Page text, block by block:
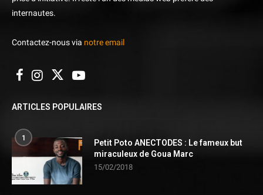
internautes.
Contactez-nous via notre email
ARTICLES POPULAIRES
1
Petit Poto ANECTODES : Le fameux but
miraculeux de Goua Marc
15/02/2018